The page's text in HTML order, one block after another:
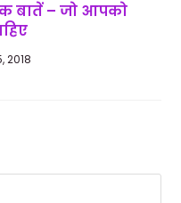
बातें – जो आपको
2018